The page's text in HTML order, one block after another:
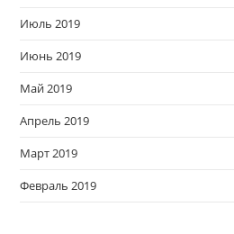
Июль 2019
Июнь 2019
Май 2019
Апрель 2019
Март 2019
Февраль 2019